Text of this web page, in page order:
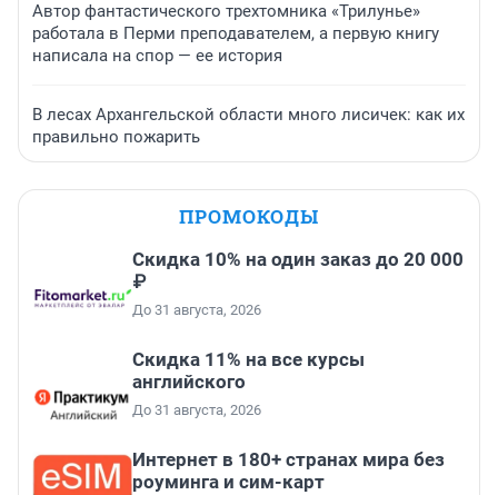
Автор фантастического трехтомника «Трилунье»
работала в Перми преподавателем, а первую книгу
написала на спор — ее история
В лесах Архангельской области много лисичек: как их
правильно пожарить
ПРОМОКОДЫ
Скидка 10% на один заказ до 20 000
₽
До 31 августа, 2026
Скидка 11% на все курсы
английского
До 31 августа, 2026
Интернет в 180+ странах мира без
роуминга и сим-карт